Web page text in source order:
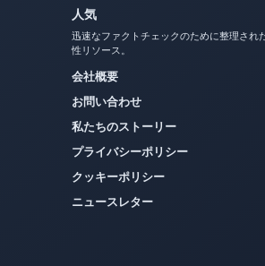
迅速なファクトチェックのために整理され
性リソース。
会社概要
お問い合わせ
私たちのストーリー
プライバシーポリシー
クッキーポリシー
ニュースレター